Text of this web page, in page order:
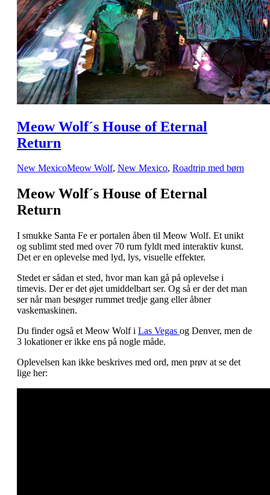
Meow Wolf´s House of Eternal
Return
New MexicoMeow Wolf, New Mexico, Roadtrip med børn
Meow Wolf´s House of Eternal
Return
I smukke Santa Fe er portalen åben til Meow Wolf. Et unikt
og sublimt sted med over 70 rum fyldt med interaktiv kunst.
Det er en oplevelse med lyd, lys, visuelle effekter.
Stedet er sådan et sted, hvor man kan gå på oplevelse i
timevis. Der er det øjet umiddelbart ser. Og så er der det man
ser når man besøger rummet tredje gang eller åbner
vaskemaskinen.
Du finder også et Meow Wolf i Las Vegas og Denver, men de
3 lokationer er ikke ens på nogle måde.
Oplevelsen kan ikke beskrives med ord, men prøv at se det
lige her: